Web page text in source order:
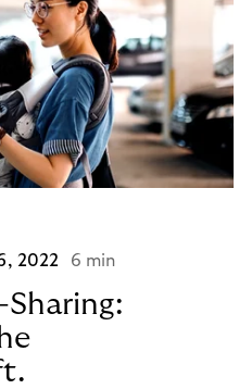
2022 6 min